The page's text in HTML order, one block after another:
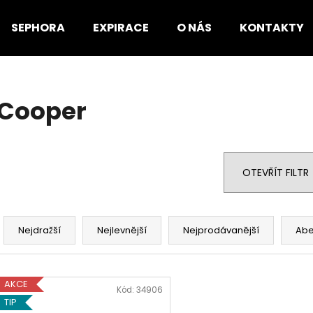
SEPHORA EXPIRACE O NÁS KONTAKTY
OTEVŘÍT FILTR
Ř
Nejdražší Nejlevnější Nejprodávanější
AKCE
TIP
Kód:34906